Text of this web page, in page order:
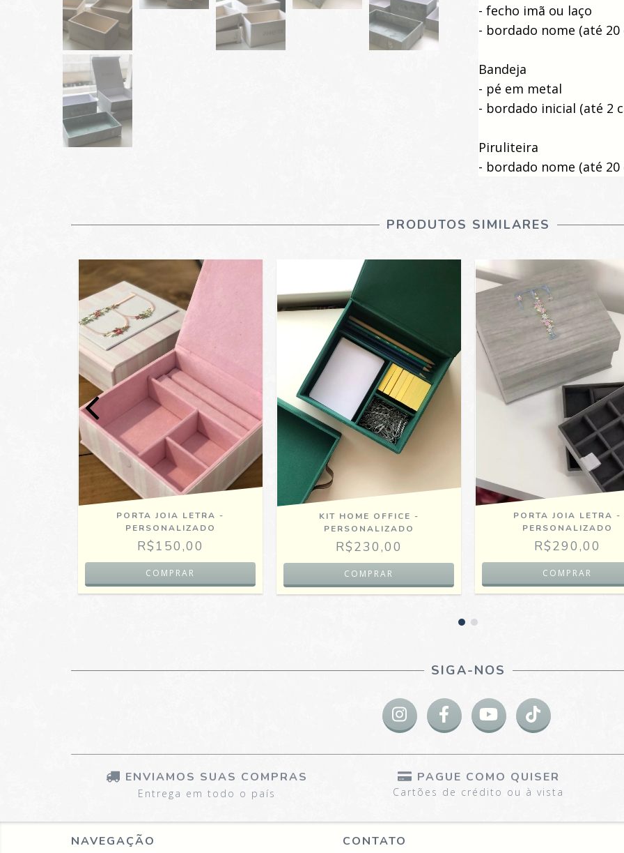
- fecho imã ou laço
- bordado nome (até 20
Bandeja
- pé em metal
- bordado inicial (até 2
Piruliteira
- bordado nome (até 20
PRODUTOS SIMILARES
PORTA JOIA LETRA -
PERSONALIZADO
R$150,00
KIT HOME OFFICE -
PERSONALIZADO
R$230,00
PORTA JOIA LETRA -
PERSONALIZADO
R$290,00
SIGA-NOS
ENVIAMOS SUAS COMPRAS
Entrega em todo o país
PAGUE COMO QUISER
Cartões de crédito ou à vista
NAVEGAÇÃO CONTATO